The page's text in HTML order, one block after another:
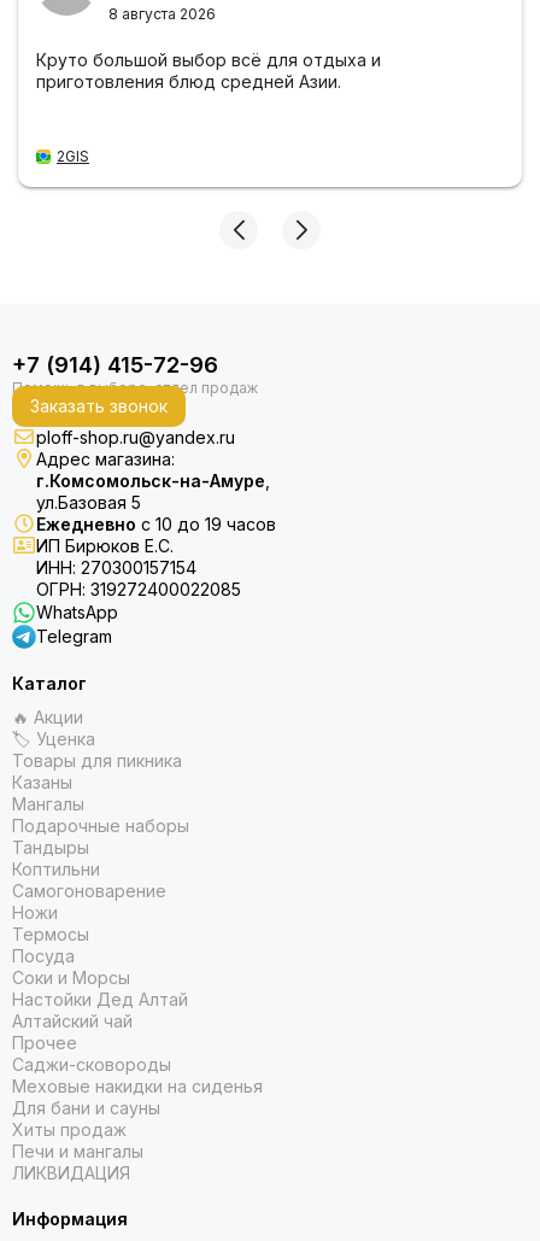
8 августа 2026
Круто большой выбор всё для отдыха и
приготовления блюд средней Азии.
2GIS
+7 (914) 415-72-96
Заказать звонок
ploff-shop.ru@yandex.ru
Адрес магазина:
г.Комсомольск-на-Амуре
ул.Базовая 5
Ежедневно с 10 до 19 часов
ИП Бирюков Е.С.
ИНН: 270300157154
ОГРН: 319272400022085
WhatsApp
Telegram
Каталог
🔥 Акции
🏷 Уценка
Товары для пикника
Казаны
Мангалы
Подарочные наборы
Тандыры
Коптильни
Самогоноварение
Ножи
Термосы
Посуда
Соки и Морсы
Настойки Дед Алтай
Алтайский чай
Прочее
Саджи-сковороды
Меховые накидки на сиденья
Для бани и сауны
Хиты продаж
Печи и мангалы
ЛИКВИДАЦИЯ
Информация